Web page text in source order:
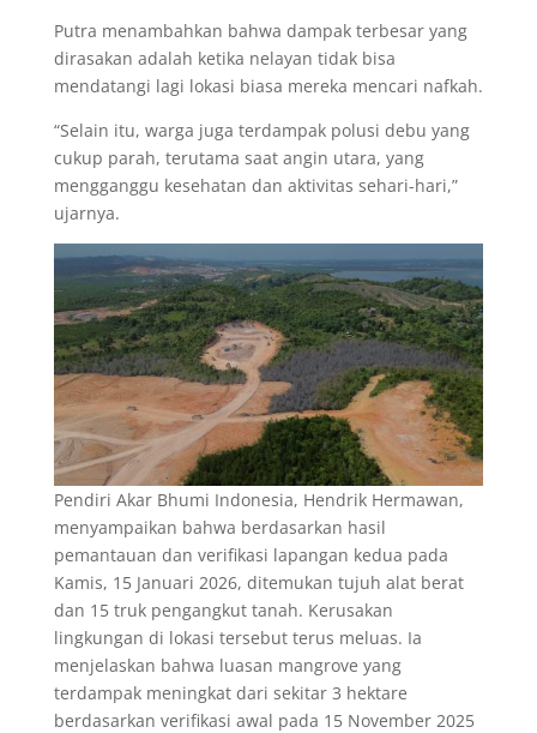
Putra menambahkan bahwa dampak terbesar yang
dirasakan adalah ketika nelayan tidak bisa
mendatangi lagi lokasi biasa mereka mencari nafkah.
“Selain itu, warga juga terdampak polusi debu yang
cukup parah, terutama saat angin utara, yang
mengganggu kesehatan dan aktivitas sehari-hari,”
ujarnya.
Pendiri Akar Bhumi Indonesia, Hendrik Hermawan,
menyampaikan bahwa berdasarkan hasil
pemantauan dan verifikasi lapangan kedua pada
Kamis, 15 Januari 2026, ditemukan tujuh alat berat
dan 15 truk pengangkut tanah. Kerusakan
lingkungan di lokasi tersebut terus meluas. Ia
menjelaskan bahwa luasan mangrove yang
terdampak meningkat dari sekitar 3 hektare
berdasarkan verifikasi awal pada 15 November 2025